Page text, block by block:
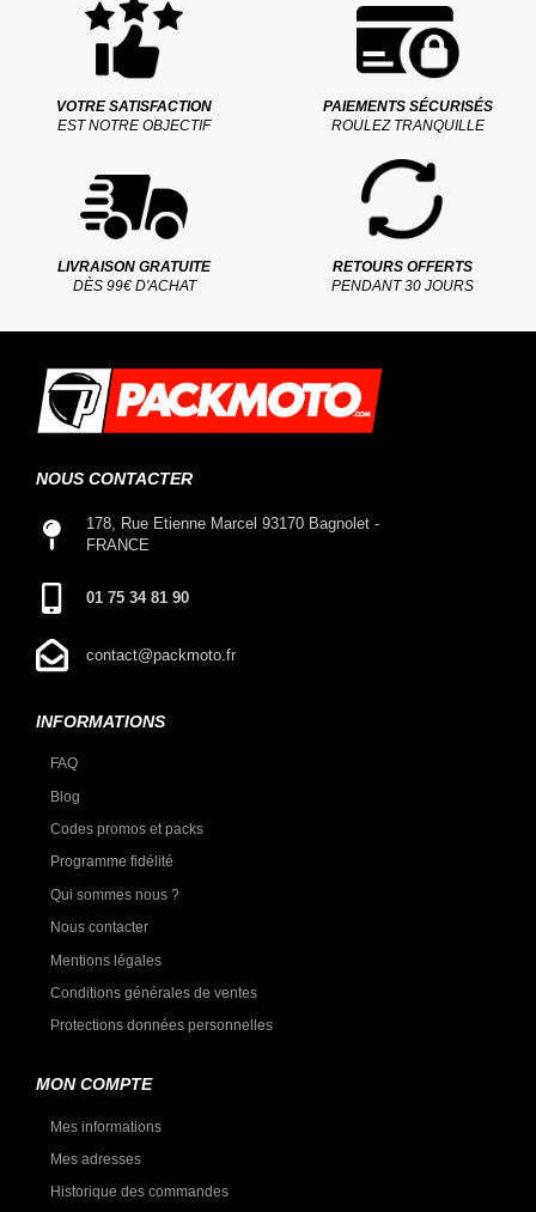
VOTRE SATISFACTION
EST NOTRE OBJECTIF
PAIEMENTS SÉCURISÉS
ROULEZ TRANQUILLE
LIVRAISON GRATUITE
DÈS 99€ D'ACHAT
RETOURS OFFERTS
PENDANT 30 JOURS
NOUS CONTACTER
178, Rue Etienne Marcel 93170 Bagnolet -
FRANCE
01 75 34 81 90
contact@packmoto.fr
INFORMATIONS
FAQ
Blog
Codes promos et packs
Programme fidélité
Qui sommes nous ?
Nous contacter
Mentions légales
Conditions générales de ventes
Protections données personnelles
MON COMPTE
Mes informations
Mes adresses
Historique des commandes